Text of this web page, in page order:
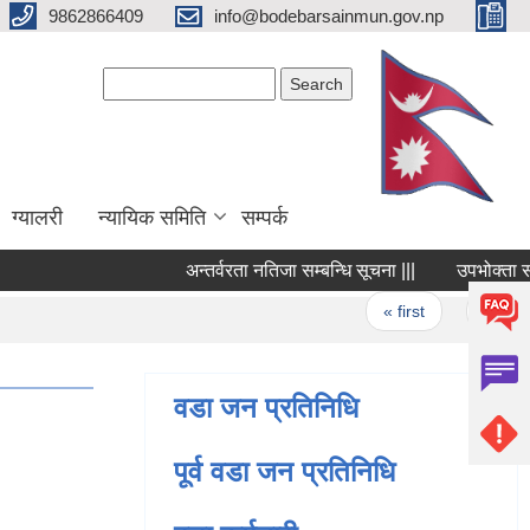
9862866409 info@bodebarsainmun.gov.np
ग्यालरी न्यायिक समिति सम्पर्क
अन्तर्वरता नतिजा सम्बन्धि सूचना ||| उपभोक्ता
« first ‹ previous
वडा जन प्रतिनिधि
पूर्व वडा जन प्रतिनिधि